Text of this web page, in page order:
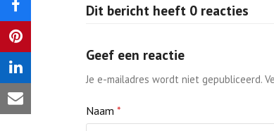
op
Twitter
Delen
op
Facebook
Delen
op
Pinterest
Delen
op
Share
Dit bericht heeft 0 reacties
Geef een reactie
Je e-mailadres wordt niet gepubliceerd.
Naam *